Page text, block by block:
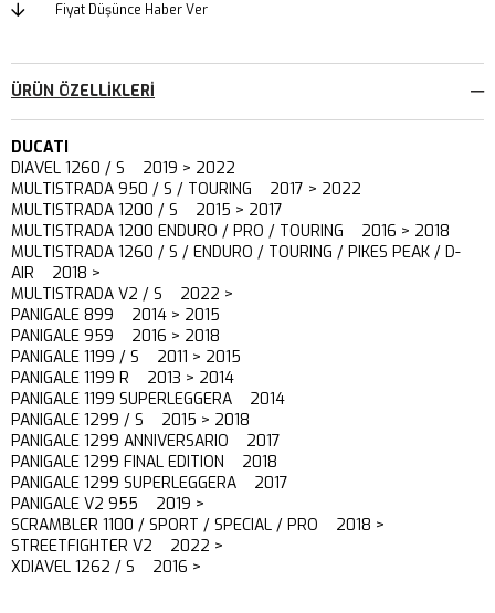
Fiyat Düşünce Haber Ver
ÜRÜN ÖZELLIKLERI
DUCATI
DIAVEL 1260 / S 2019 > 2022
MULTISTRADA 950 / S / TOURING 2017 > 2022
MULTISTRADA 1200 / S 2015 > 2017
MULTISTRADA 1200 ENDURO / PRO / TOURING 2016 > 2018
MULTISTRADA 1260 / S / ENDURO / TOURING / PIKES PEAK / D-
AIR 2018 >
MULTISTRADA V2 / S 2022 >
PANIGALE 899 2014 > 2015
PANIGALE 959 2016 > 2018
PANIGALE 1199 / S 2011 > 2015
PANIGALE 1199 R 2013 > 2014
PANIGALE 1199 SUPERLEGGERA 2014
PANIGALE 1299 / S 2015 > 2018
PANIGALE 1299 ANNIVERSARIO 2017
PANIGALE 1299 FINAL EDITION 2018
PANIGALE 1299 SUPERLEGGERA 2017
PANIGALE V2 955 2019 >
SCRAMBLER 1100 / SPORT / SPECIAL / PRO 2018 >
STREETFIGHTER V2 2022 >
XDIAVEL 1262 / S 2016 >